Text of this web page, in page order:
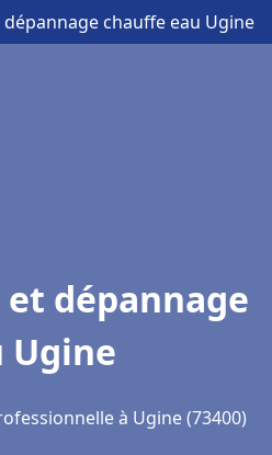
chauffe eau Ugine
dépannage
Ugine
à Ugine (73400)